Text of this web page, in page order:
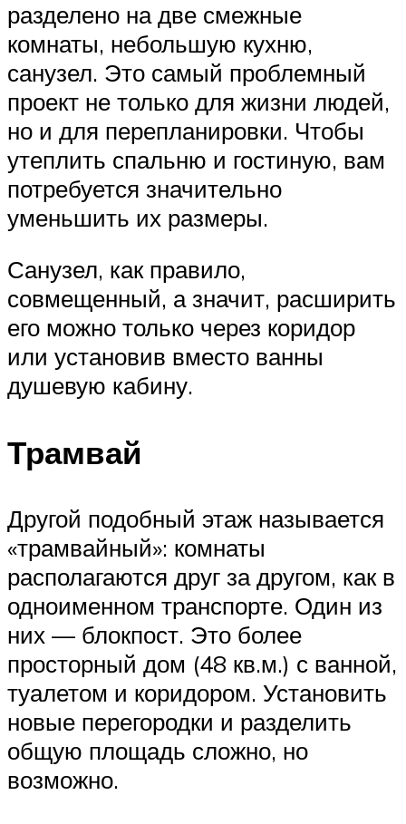
разделено на две смежные
комнаты, небольшую кухню,
санузел. Это самый проблемный
проект не только для жизни людей,
но и для перепланировки. Чтобы
утеплить спальню и гостиную, вам
потребуется значительно
уменьшить их размеры.
Санузел, как правило,
совмещенный, а значит, расширить
его можно только через коридор
или установив вместо ванны
душевую кабину.
Трамвай
Другой подобный этаж называется
«трамвайный»: комнаты
располагаются друг за другом, как в
одноименном транспорте. Один из
них — блокпост. Это более
просторный дом (48 кв.м.) с ванной,
туалетом и коридором. Установить
новые перегородки и разделить
общую площадь сложно, но
возможно.